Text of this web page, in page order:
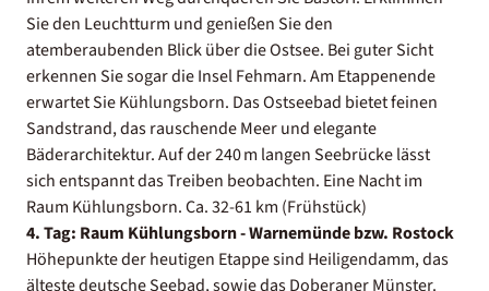
Sie den Leuchtturm und genießen Sie den
atemberaubenden Blick über die Ostsee. Bei guter Sicht
erkennen Sie sogar die Insel Fehmarn. Am Etappenende
erwartet Sie Kühlungsborn. Das Ostseebad bietet feinen
Sandstrand, das rauschende Meer und elegante
Bäderarchitektur. Auf der 240 m langen Seebrücke lässt
sich entspannt das Treiben beobachten. Eine Nacht im
Raum Kühlungsborn. Ca. 32-61 km (Frühstück)
4. Tag: Raum Kühlungsborn - Warnemünde bzw. Rostock
Höhepunkte der heutigen Etappe sind Heiligendamm, das
älteste deutsche Seebad, sowie das Doberaner Münster.